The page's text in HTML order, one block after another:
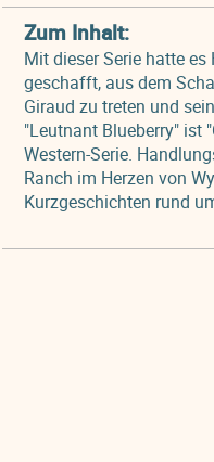
Zum Inhalt:
Mit dieser Serie hatte
geschafft, aus dem
Giraud zu treten und
"Leutnant Blueberry" ist
Western-Serie.
Ranch im Herzen von
Kurzgeschichten rund